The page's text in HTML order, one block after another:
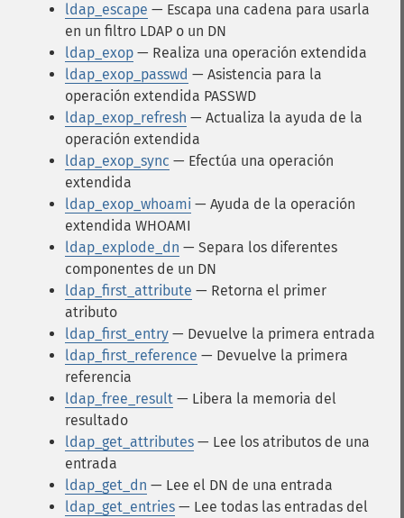
ldap_escape — Escapa una cadena para usarla
en un filtro LDAP o un DN
ldap_exop — Realiza una operación extendida
ldap_exop_passwd — Asistencia para la
operación extendida PASSWD
ldap_exop_refresh — Actualiza la ayuda de la
operación extendida
ldap_exop_sync — Efectúa una operación
extendida
ldap_exop_whoami — Ayuda de la operación
extendida WHOAMI
ldap_explode_dn — Separa los diferentes
componentes de un DN
ldap_first_attribute — Retorna el primer
atributo
ldap_first_entry — Devuelve la primera entrada
ldap_first_reference — Devuelve la primera
referencia
ldap_free_result — Libera la memoria del
resultado
ldap_get_attributes — Lee los atributos de una
entrada
ldap_get_dn — Lee el DN de una entrada
ldap_get_entries — Lee todas las entradas del